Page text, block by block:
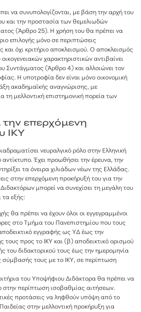
να συνυπολογίζονται, με βάση την αρχή του
και την προστασία των θεμελιωδών
(Άρθρο 25). Η χρήση του θα πρέπει να
επιλογής μόνο σε περιπτώσεις
και όχι κριτήριο αποκλεισμού. Ο αποκλεισμός
χαρακτηριστικών αντιβαίνει
Συντάγματος (Άρθρο 4) και αλλοιώνει τον
Η υποτροφία δεν είναι μόνο οικονομική
ακαδημαϊκής αναγνώρισης, με
τη μελλοντική επιστημονική πορεία των
την επερχόμενη
ΙΚΥ
νευραλγικό ρόλο στην Ελληνική
αντίκτυπο. Έχει προωθήσει την έρευνα, την
τα όνειρα χιλιάδων νέων της Ελλάδας.
στην επερχόμενη προκήρυξή του για την
μπορεί να συνεχίσει τη μεγάλη του
τα εξής:
θα πρέπει να έχουν όλοι οι εγγεγραμμένοι
στο Τμήμα του Πανεπιστημίου που τους
εγγραφής ως ΥΔ έως την
τους προς το ΙΚΥ και (β) αποδεικτικό ορισμού
του διδακτορικού τους έως την ημερομηνία
σύμβασής τους με το ΙΚΥ, σε περίπτωση
του Υποψήφιου Διδάκτορα θα πρέπει να
στην περίπτωση ισοβαθμίας αιτήσεων.
προτάσεις να ληφθούν υπόψη από το
στην μελλοντική προκήρυξη για